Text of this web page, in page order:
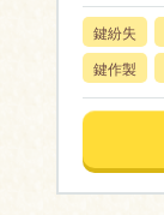
鍵紛失
鍵作製